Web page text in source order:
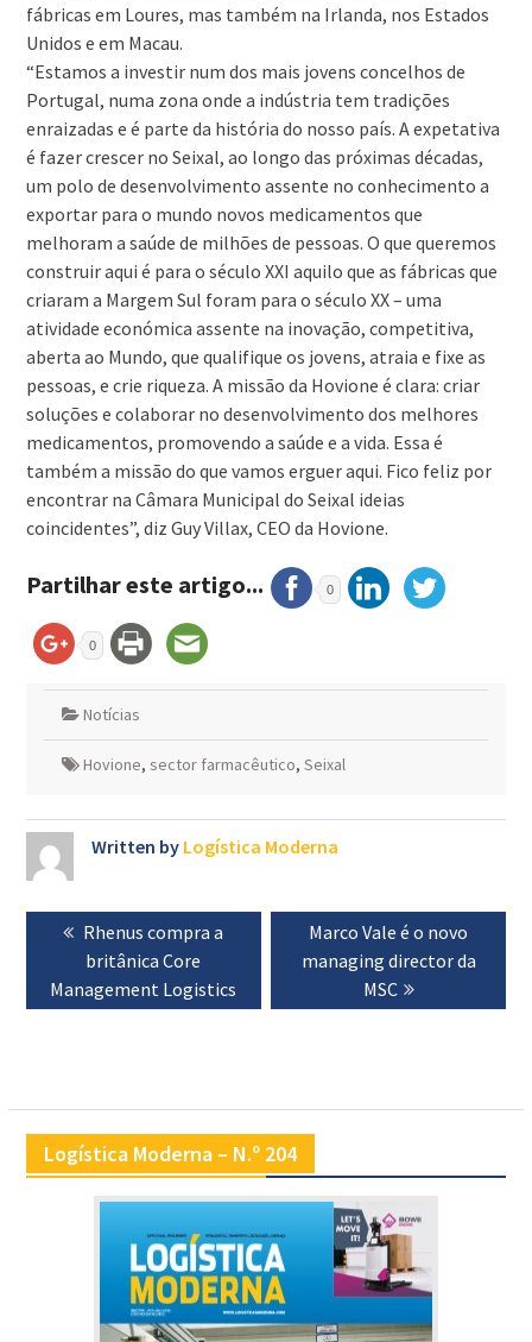
fábricas em Loures, mas também na Irlanda, nos Estados
Unidos e em Macau.
“Estamos a investir num dos mais jovens concelhos de
Portugal, numa zona onde a indústria tem tradições
enraizadas e é parte da história do nosso país. A expetativa
é fazer crescer no Seixal, ao longo das próximas décadas,
um polo de desenvolvimento assente no conhecimento a
exportar para o mundo novos medicamentos que
melhoram a saúde de milhões de pessoas. O que queremos
construir aqui é para o século XXI aquilo que as fábricas que
criaram a Margem Sul foram para o século XX – uma
atividade económica assente na inovação, competitiva,
aberta ao Mundo, que qualifique os jovens, atraia e fixe as
pessoas, e crie riqueza. A missão da Hovione é clara: criar
soluções e colaborar no desenvolvimento dos melhores
medicamentos, promovendo a saúde e a vida. Essa é
também a missão do que vamos erguer aqui. Fico feliz por
encontrar na Câmara Municipal do Seixal ideias
coincidentes”, diz Guy Villax, CEO da Hovione.
Partilhar este artigo... 0
0
Notícias
Hovione, sector farmacêutico, Seixal
Written by Logística Moderna
Navegação
artigos
Previous
post:
Rhenus compra a
britânica Core
Management Logistics
Next
post:
Marco Vale é o novo
managing director da
MSC
Logística Moderna – N.º 204